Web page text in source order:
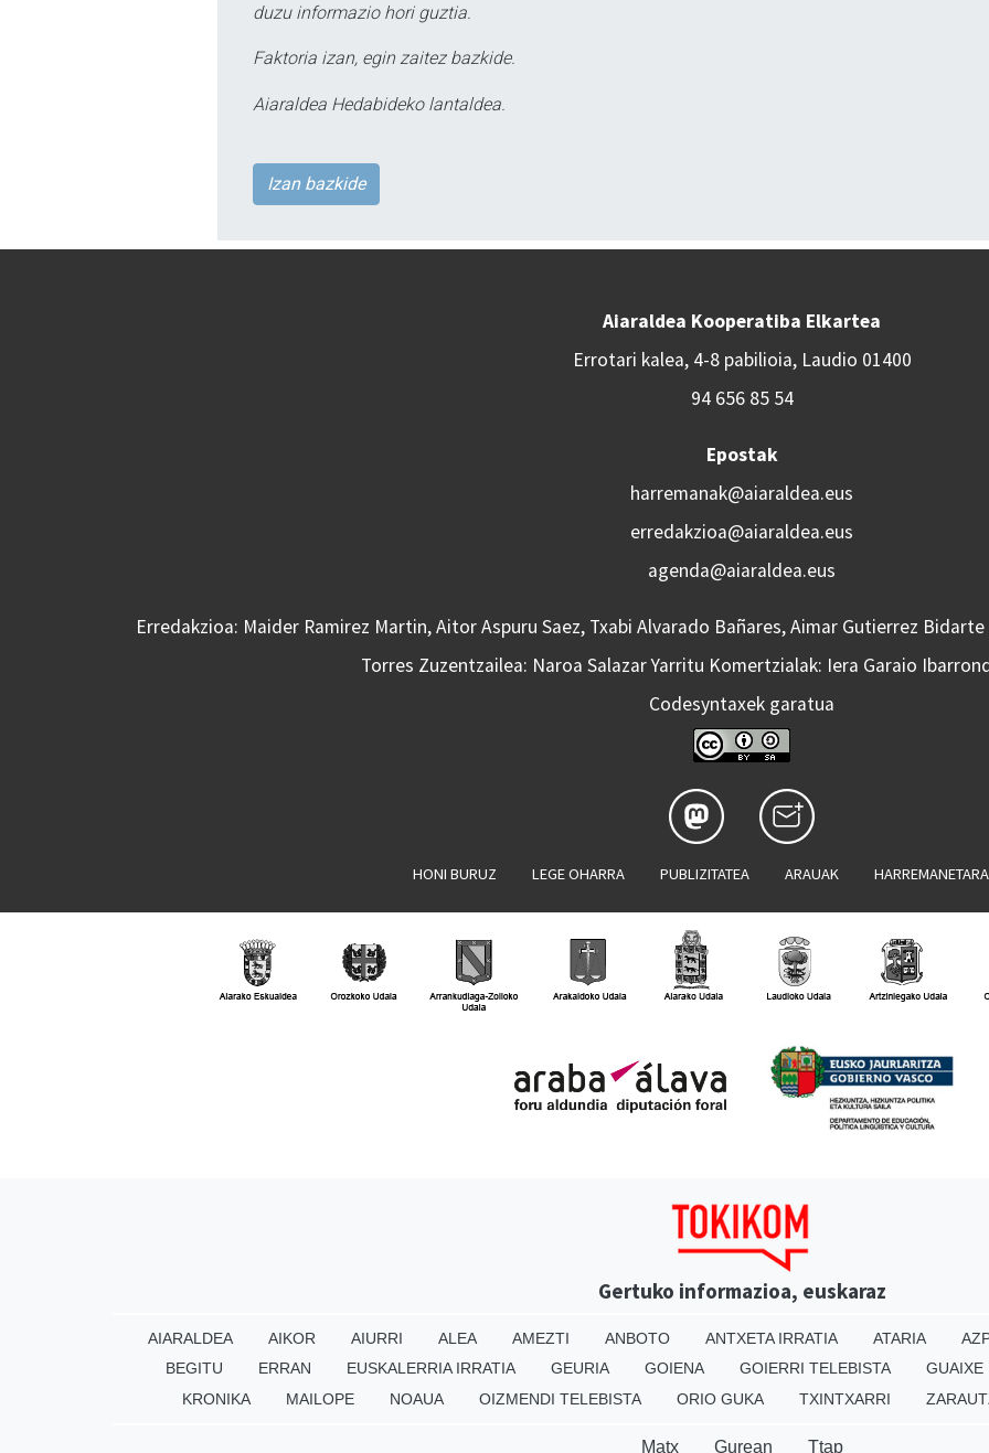
duzu informazio hori guztia.
Faktoria izan, egin zaitez bazkide.
Aiaraldea Hedabideko lantaldea.
Izan bazkide
Aiaraldea Kooperatiba Elkartea
Errotari kalea, 4-8 pabilioia, Laudio 01400
94 656 85 54
Epostak
harremanak@aiaraldea.eus
erredakzioa@aiaraldea.eus
agenda@aiaraldea.eus
Erredakzioa: Maider Ramirez Martin, Aitor Aspuru Saez, Txabi Alvarado Bañares, Aimar Gutierrez
Torres Zuzentzailea: Naroa Salazar Yarritu Komertzialak: Iera Garaio
Codesyntaxek garatua
HONI BURUZ LEGE OHARRA PUBLIZITATEA ARAUAK
Gertuko informazioa, euskaraz
AIARALDEA AIKOR AIURRI ALEA AMEZTI ANBOTO ANTXETA IRRATIA ATARIA
BEGITU
ERRAN EUSKALERRIA IRRATIA GEURIA GOIENA GOIERRI TELEBISTA GUAIXE
KRONIKA
MAILOPE NOAUA OIZMENDI TELEBISTA ORIO GUKA TXINTXARRI
Matx Gurean Ttap